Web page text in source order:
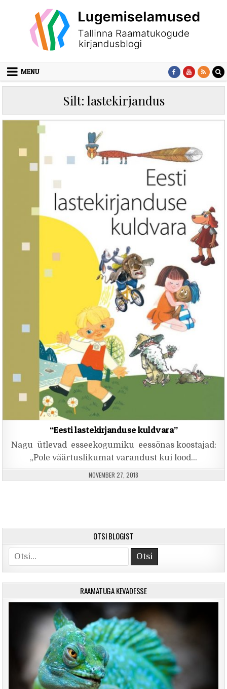
MENU
Silt: lastekirjandus
“Eesti lastekirjanduse kuldvara”
Nagu ütlevad esseekogumiku eessõnas koostajad:
„Pole väärtuslikumat varandust kui lood…
PUBLISHED DATE:
NOVEMBER 27, 2018
OTSI BLOGIST
Search for:
RAAMATUGA KEVADESSE